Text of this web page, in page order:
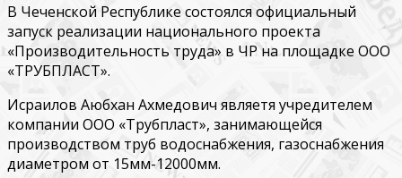
В Чеченской Республике состоялся официальный
запуск реализации национального проекта
«Производительность труда» в ЧР на площадке ООО
«ТРУБПЛАСТ».
Исраилов Аюбхан Ахмедович являетя учредителем
компании ООО «Трубпласт», занимающейся
производством труб водоснабжения, газоснабжения
диаметром от 15мм-12000мм.